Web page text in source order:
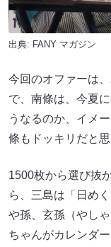
出典: FANY マガジン
今回のオファーは
で、南條は、今夏
うなるのか、イメ
條もドッキリだと
1500枚から選び抜
ら、三島は「日め
や孫、玄孫（やし
ちゃんがカレンダ